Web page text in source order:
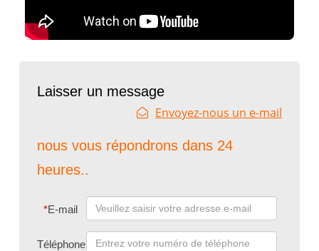
Laisser un message
Envoyez-nous un e-mail
nous vous répondrons dans 24
heures..
*E-mail
Téléphone